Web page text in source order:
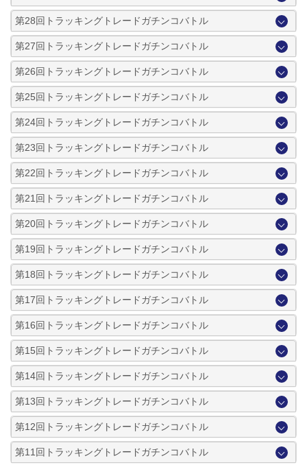
第28回トラッキングトレードガチンコバトル
第27回トラッキングトレードガチンコバトル
第26回トラッキングトレードガチンコバトル
第25回トラッキングトレードガチンコバトル
第24回トラッキングトレードガチンコバトル
第23回トラッキングトレードガチンコバトル
第22回トラッキングトレードガチンコバトル
第21回トラッキングトレードガチンコバトル
第20回トラッキングトレードガチンコバトル
第19回トラッキングトレードガチンコバトル
第18回トラッキングトレードガチンコバトル
第17回トラッキングトレードガチンコバトル
第16回トラッキングトレードガチンコバトル
第15回トラッキングトレードガチンコバトル
第14回トラッキングトレードガチンコバトル
第13回トラッキングトレードガチンコバトル
第12回トラッキングトレードガチンコバトル
第11回トラッキングトレードガチンコバトル